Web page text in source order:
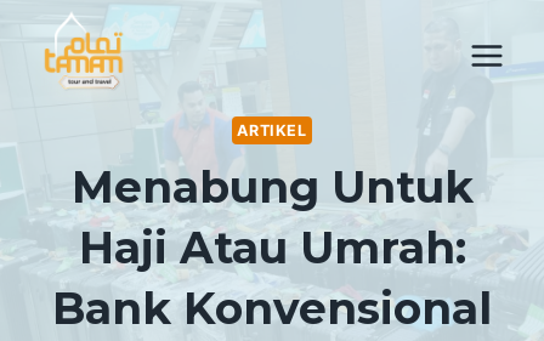
content
ARTIKEL
Menabung Untuk
Haji Atau Umrah:
Bank Konvensional